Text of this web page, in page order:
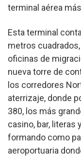
terminal aérea
Esta terminal
metros
oficinas de
nueva torre de
los corredores
aterrizaje, donde
380, los más
casino, bar, literas
formando como
aeroportuaria